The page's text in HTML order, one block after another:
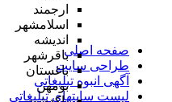
ارجمند
اسلامشهر
اندیشه
باقرشهر
باغستان
بومهن
صفحه اصلی
طراحی سایت
آگهی انبوه تبلیغاتی
لیست سایتهای تبلیغاتی